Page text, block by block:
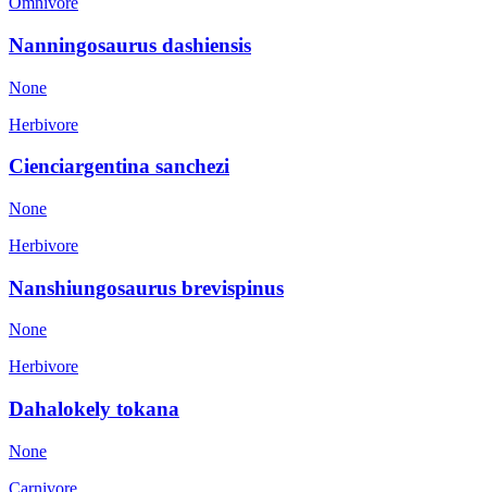
Nanningosaurus dashiensis
None
Herbivore
Cienciargentina sanchezi
None
Herbivore
Nanshiungosaurus brevispinus
None
Herbivore
Dahalokely tokana
None
Carnivore